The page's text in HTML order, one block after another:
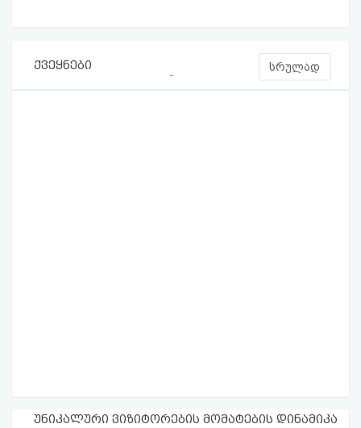
ქვეყნები სრულად
უნიკალური ვიზიტორების მომატების დინამიკა